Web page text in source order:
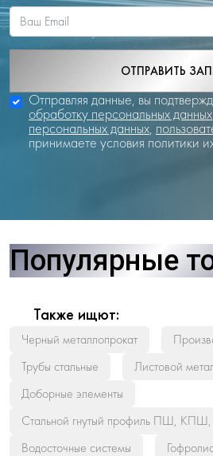
ОТПРАВИТЬ
Отправляя данные, вы
обработку персональных данных
персональных данных,
принимаете условия политики
Популярные
Также ищют:
Черный металлопрокат
Трубы стальные
Листовой
Доборные элементы
Стальной гнутый профиль ПШ,
Водосточные системы